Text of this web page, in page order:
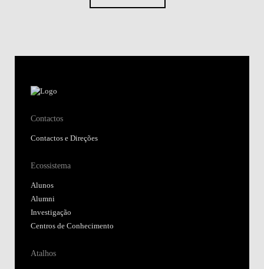
Contactos
Contactos e Direções
Ecossistema
Alunos
Alumni
Investigação
Centros de Conhecimento
Atalhos